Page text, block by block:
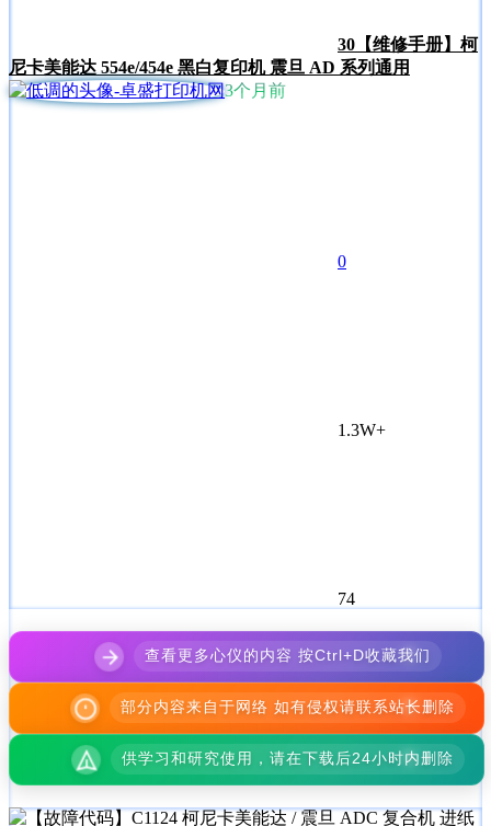
30 【维修手册】柯
尼卡美能达 554e/454e 黑白复印机 震旦 AD 系列通用
3个月前
0
1.3W+
74
查看更多心仪的内容 按Ctrl+D收藏我们
部分内容来自于网络 如有侵权请联系站长删除
供学习和研究使用，请在下载后24小时内删除